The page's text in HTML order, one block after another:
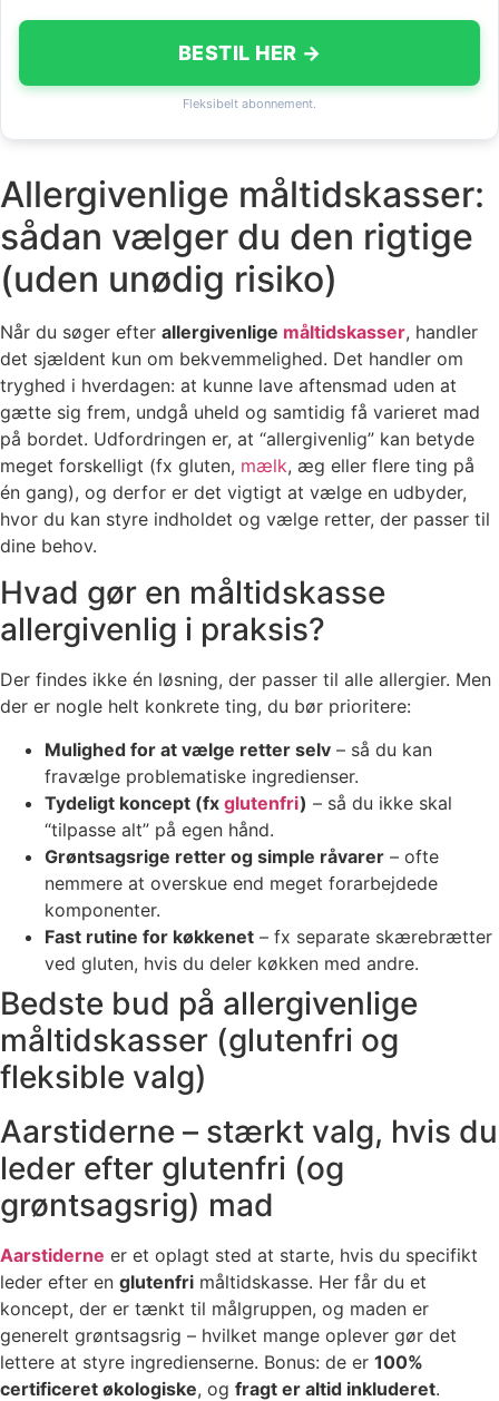
BESTIL HER →
Fleksibelt abonnement.
Allergivenlige måltidskasser:
sådan vælger du den rigtige
(uden unødig risiko)
Når du søger efter allergivenlige måltidskasser, handler
det sjældent kun om bekvemmelighed. Det handler om
tryghed i hverdagen: at kunne lave aftensmad uden at
gætte sig frem, undgå uheld og samtidig få varieret mad
på bordet. Udfordringen er, at “allergivenlig” kan betyde
meget forskelligt (fx gluten, mælk, æg eller flere ting på
én gang), og derfor er det vigtigt at vælge en udbyder,
hvor du kan styre indholdet og vælge retter, der passer til
dine behov.
Hvad gør en måltidskasse
allergivenlig i praksis?
Der findes ikke én løsning, der passer til alle allergier. Men
der er nogle helt konkrete ting, du bør prioritere:
Mulighed for at vælge retter selv – så du kan
fravælge problematiske ingredienser.
Tydeligt koncept (fx glutenfri) – så du ikke skal
“tilpasse alt” på egen hånd.
Grøntsagsrige retter og simple råvarer – ofte
nemmere at overskue end meget forarbejdede
komponenter.
Fast rutine for køkkenet – fx separate skærebrætter
ved gluten, hvis du deler køkken med andre.
Bedste bud på allergivenlige
måltidskasser (glutenfri og
fleksible valg)
Aarstiderne – stærkt valg, hvis du
leder efter glutenfri (og
grøntsagsrig) mad
Aarstiderne er et oplagt sted at starte, hvis du specifikt
leder efter en glutenfri måltidskasse. Her får du et
koncept, der er tænkt til målgruppen, og maden er
generelt grøntsagsrig – hvilket mange oplever gør det
lettere at styre ingredienserne. Bonus: de er 100%
certificeret økologiske, og fragt er altid inkluderet.